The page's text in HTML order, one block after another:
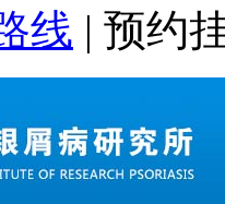
线 | 预约